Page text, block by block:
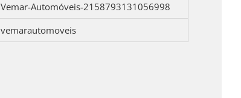
Vemar-Automóveis-2158793131056998
vemarautomoveis